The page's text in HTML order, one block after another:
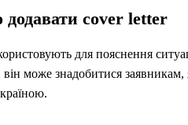
cover letter
для пояснення
може знадобитися заявникам,